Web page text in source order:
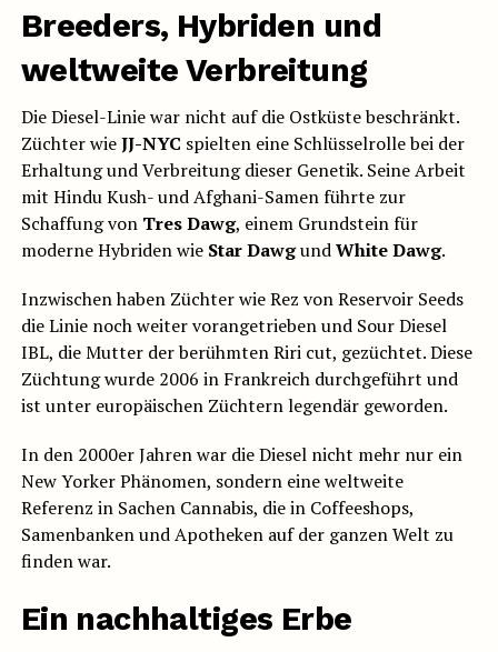
Breeders, Hybriden und
weltweite Verbreitung
Die Diesel-Linie war nicht auf die Ostküste beschränkt.
Züchter wieJJ-NYC spielten eine Schlüsselrolle bei der
Erhaltung und Verbreitung dieser Genetik. Seine Arbeit
mit Hindu Kush- und Afghani-Samen führte zur
Schaffung von Tres Dawg, einem Grundstein für
moderne Hybriden wie Star DawgundWhite Dawg.
Inzwischen haben Züchter wie Rez von Reservoir Seeds
die Linie noch weiter vorangetrieben und Sour Diesel
IBL, die Mutter der berühmten Riri cut, gezüchtet. Diese
Züchtung wurde 2006 in Frankreich durchgeführt und
ist unter europäischen Züchtern legendär geworden.
In den 2000er Jahren war die Diesel nicht mehr nur ein
New Yorker Phänomen, sondern eine weltweite
Referenz in Sachen Cannabis, die in Coffeeshops,
Samenbanken und Apotheken auf der ganzen Welt zu
finden war.
Ein nachhaltiges Erbe